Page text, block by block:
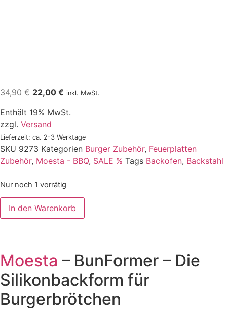
34,90€ 22,00 € inkl. MwSt.
Enthält 19% MwSt.
zzgl. Versand
Lieferzeit: ca. 2-3 Werktage
SKU 9273 Kategorien Burger Zubehör, Feuerplatten
Zubehör, Moesta - BBQ, SALE % Tags Backofen, Backstahl
Nur noch 1 vorrätig
In den Warenkorb
Moesta – BunFormer – Die
Silikonbackform für
Burgerbrötchen